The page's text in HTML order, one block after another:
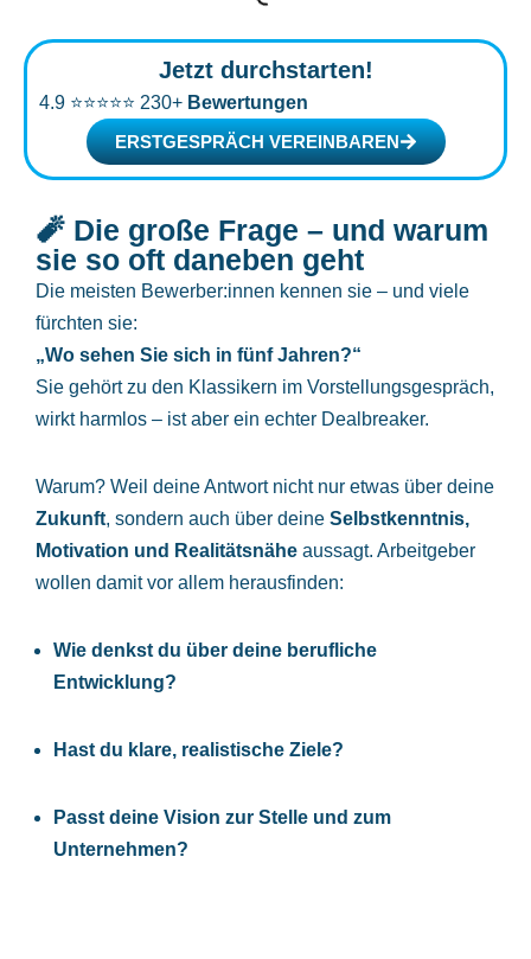
Jetzt durchstarten!
4.9 ⭐⭐⭐⭐⭐ 230+ Bewertungen
ERSTGESPRÄCH VEREINBAREN
🧨 Die große Frage – und warum
sie so oft daneben geht
Die meisten Bewerber:innen kennen sie – und viele
fürchten sie:
„Wo sehen Sie sich in fünf Jahren?“
Sie gehört zu den Klassikern im Vorstellungsgespräch,
wirkt harmlos – ist aber ein echter Dealbreaker.
Warum? Weil deine Antwort nicht nur etwas über deine
Zukunft, sondern auch über deine Selbstkenntnis,
Motivation und Realitätsnähe aussagt. Arbeitgeber
wollen damit vor allem herausfinden:
Wie denkst du über deine berufliche
Entwicklung?
Hast du klare, realistische Ziele?
Passt deine Vision zur Stelle und zum
Unternehmen?